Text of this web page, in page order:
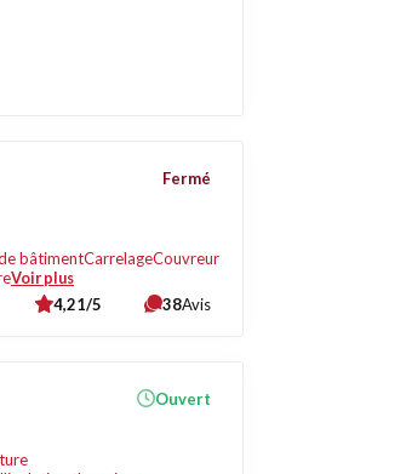
bâtimentCarrelageCouvreur
Voir plus
Fermé
4,21/5 38Avis
Ouvert